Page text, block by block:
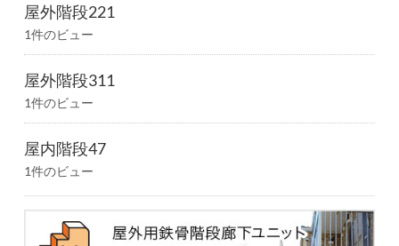
屋外階段221
1件のビュー
屋外階段311
1件のビュー
屋内階段47
1件のビュー